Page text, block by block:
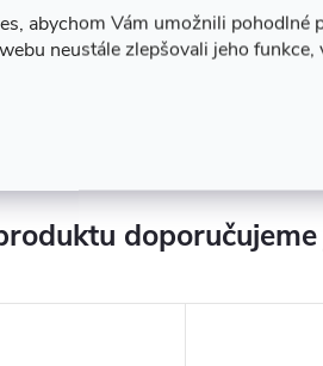
abychom Vám umožnili pohodlné
neustále zlepšovali jeho